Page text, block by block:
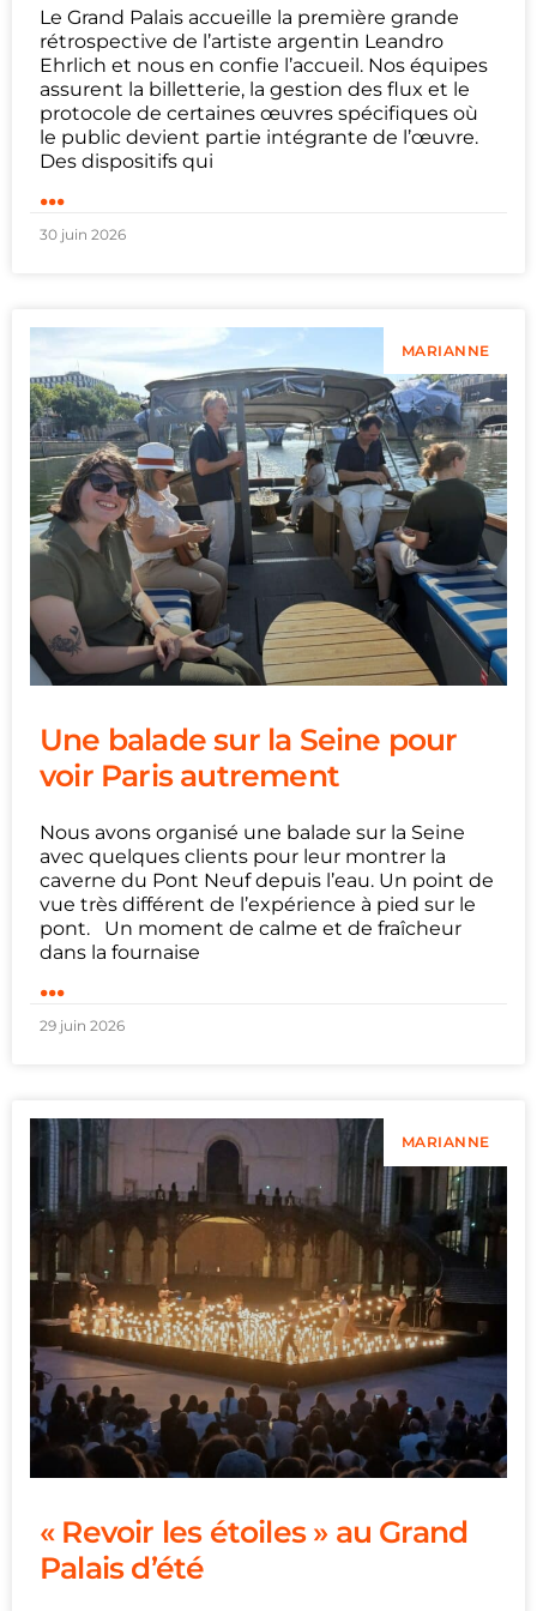
Le Grand Palais accueille la première grande
rétrospective de l’artiste argentin Leandro
Ehrlich et nous en confie l’accueil. Nos équipes
assurent la billetterie, la gestion des flux et le
protocole de certaines œuvres spécifiques où
le public devient partie intégrante de l’œuvre.
Des dispositifs qui
...
30 juin 2026
MARIANNE
Une balade sur la Seine pour
voir Paris autrement
Nous avons organisé une balade sur la Seine
avec quelques clients pour leur montrer la
caverne du Pont Neuf depuis l’eau. Un point de
vue très différent de l’expérience à pied sur le
pont. Un moment de calme et de fraîcheur
dans la fournaise
...
29 juin 2026
MARIANNE
« Revoir les étoiles » au Grand
Palais d’été